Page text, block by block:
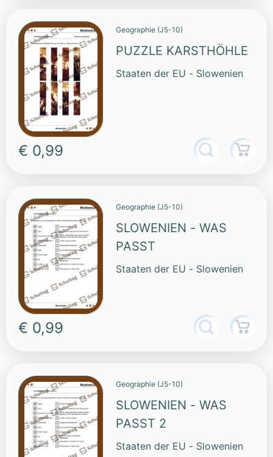
Geographie (J5-10)
PUZZLE KARSTHÖHLE
Staaten der EU - Slowenien
€ 0,99
Geographie (J5-10)
SLOWENIEN - WAS
PASST
Staaten der EU - Slowenien
€ 0,99
Geographie (J5-10)
SLOWENIEN - WAS
PASST 2
Staaten der EU - Slowenien